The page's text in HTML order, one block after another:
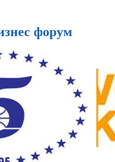
форум